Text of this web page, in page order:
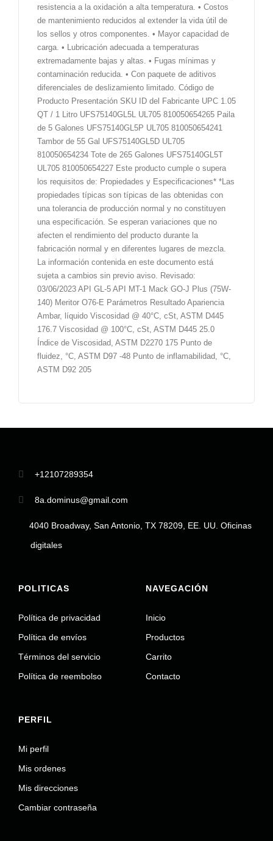
resistencia a la oxidación a alta temperatura. • Costos
de mantenimiento reducidos al extender la vida útil de
los sellos y otros componentes. • Mayor capacidad de
carga. • Lubricación adecuada a temperaturas
extremadamente bajas y altas. • Fugas mínimas y
contaminación reducida. • Con paquete de aditivos
diferenciales de deslizamiento limitado. Código de
Producto Presentación SKU ID del Fabricante UPC 1.05
QT / 1 Litro UFS75140GL5L UL705 810050654265 Paila
de 5 Galones UFS75140GL5P UL705 810050654241
Tambor de 55 Gal UFS75140GL5D UL705
810050654234 Tote de 265 Galones UFS75140GL5T
UL705 810050654227 Este producto cumple o supera
los requisitos de: Propiedades y Especificaciones* *Las
propiedades típicas son típicas de las obtenidas con
una tolerancia de producción normal y no constituyen
una especificación. Se esperan variaciones que no
afecten el rendimiento del producto durante la
fabricación normal y en diferentes lugares de mezcla.
La información contenida en este documento está
sujeta a cambios sin previo aviso. Revisado:
03/06/2023 API GL-5 API MT-1 Mack GO-J Plus (75W-
140) Meritor O76-E Parámetros Resultado Apariencia
Ambar, líquido Viscosidad @ 40°C, cSt, ASTM D445
176.7 Viscosidad @ 100°C, cSt, ASTM D445 25.0
Índice de Viscosidad, ASTM D2270 175 Punto de
fluidez, °C, ASTM D97 -48 Punto de inflamabilidad, °C,
ASTM D92 205
+12107289354
8a.dominus@gmail.com
4040 Broadway, San Antonio, TX 78209, EE. UU. Oficinas
digitales
POLITICAS
Política de privacidad
Política de envíos
Términos del servicio
Política de reembolso
NAVEGACIÓN
Inicio
Productos
Carrito
Contacto
PERFIL
Mi perfil
Mis ordenes
Mis direcciones
Cambiar contraseña